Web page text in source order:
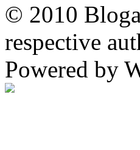
© 2010
respective
Powered by